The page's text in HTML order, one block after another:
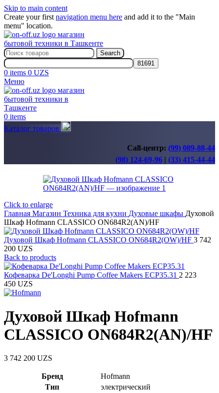
Skip to main content
Create your first navigation menu here and add it to the "Main
menu" location.
Search
0 items 0 UZS
Меню
0 items
Каталог товаров
Call-центр: (99) 089-88-44
(98) 124-69-96 | (33) 415-44-44
Click to enlarge
Главная Магазин Техника для кухни Духовые шкафы Духовой
Шкаф Hofmann CLASSICO ON684R2(AN)/HF
Духовой Шкаф Hofmann CLASSICO ON684R2(OW)/HF 3 742
200 UZS
Back to products
Кофеварка De'Longhi Pump Coffee Makers ECP35.31 2 223
450 UZS
Духовой Шкаф Hofmann
CLASSICO ON684R2(AN)/HF
3 742 200 UZS
Бренд
Hofmann
Тип
электрический